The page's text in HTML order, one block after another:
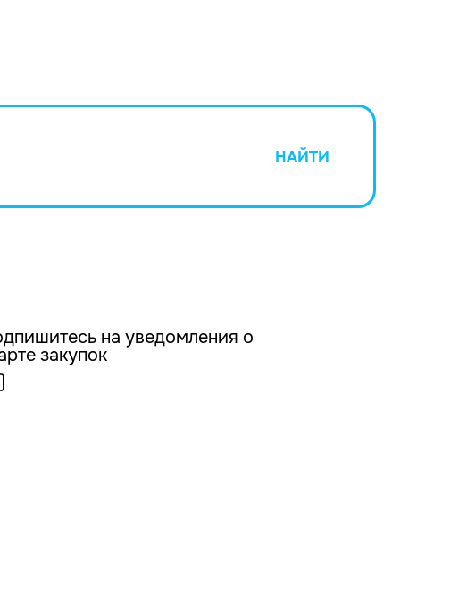
НАЙТИ
на уведомления о
закупок